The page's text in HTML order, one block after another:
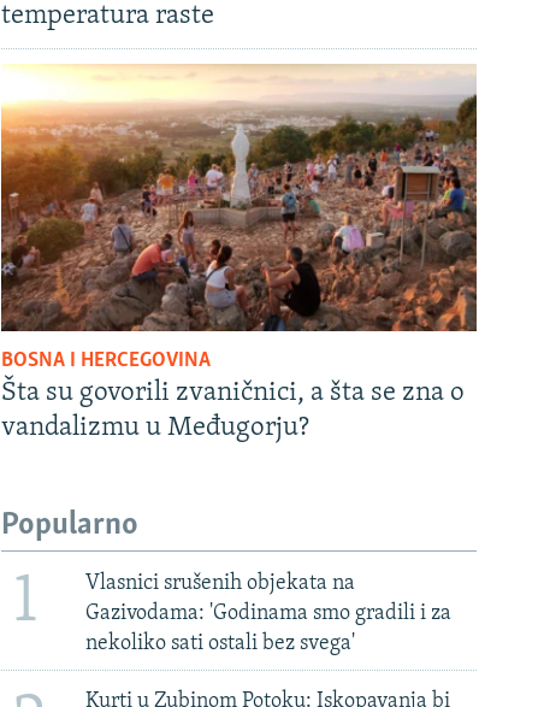
temperatura raste
BOSNA I HERCEGOVINA
Šta su govorili zvaničnici, a šta se zna o
vandalizmu u Međugorju?
Popularno
1
Vlasnici srušenih objekata na
Gazivodama: 'Godinama smo gradili i za
nekoliko sati ostali bez svega'
Kurti u Zubinom Potoku: Iskopavanja bi